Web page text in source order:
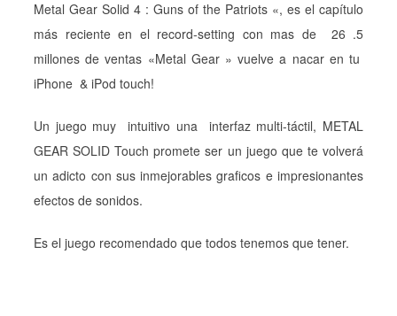
Metal Gear Solid 4 : Guns of the Patriots «, es el capítulo
más reciente en el record-setting con mas de 26 .5
millones de ventas «Metal Gear » vuelve a nacar en tu
iPhone & iPod touch!
Un juego muy intuitivo una interfaz multi-táctil, METAL
GEAR SOLID Touch promete ser un juego que te volverá
un adicto con sus inmejorables graficos e impresionantes
efectos de sonidos.
Es el juego recomendado que todos tenemos que tener.